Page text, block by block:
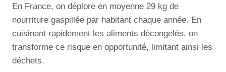
En France, on déplore en moyenne 29 kg de
nourriture gaspillée par habitant chaque année. En
cuisinant rapidement les aliments décongelés, on
transforme ce risque en opportunité, limitant ainsi les
déchets.